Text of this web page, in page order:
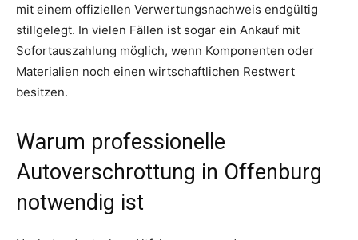
mit einem offiziellen Verwertungsnachweis endgültig
stillgelegt. In vielen Fällen ist sogar ein Ankauf mit
Sofortauszahlung möglich, wenn Komponenten oder
Materialien noch einen wirtschaftlichen Restwert
besitzen.
Warum professionelle
Autoverschrottung in Offenburg
notwendig ist